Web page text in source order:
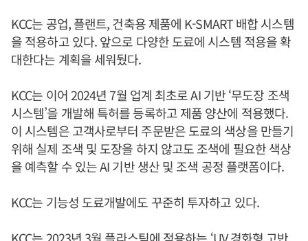
KCC는 공업, 플랜트, 건축용 제품에 K-SMART 배합 시스템
을 적용하고 있다. 앞으로 다양한 도료에 시스템 적용을 확
대한다는 계획을 세워뒀다.
KCC는 이어 2024년 7월 업계 최초로 AI 기반 ‘무도장 조색
시스템’을 개발해 특허를 등록하고 제품 양산에 적용했다.
이 시스템은 고객사로부터 주문받은 도료의 색상을 만들기
위해 실제 조색 및 도장을 하지 않고도 조색에 필요한 색상
을 예측할 수 있는 AI 기반 생산 및 조색 공정 플랫폼이다.
KCC는 기능성 도료개발에도 꾸준히 투자하고 있다.
KCC는 2023년 3월 플라스틱에 적용하는 ‘UV 경화형 고반